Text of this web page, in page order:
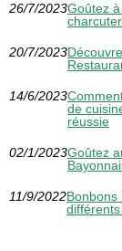
26/7/2023Goûtez
20/7/2023
14/6/2023
de
réussie
02/1/2023Goûtez
11/9/2022Bonbons